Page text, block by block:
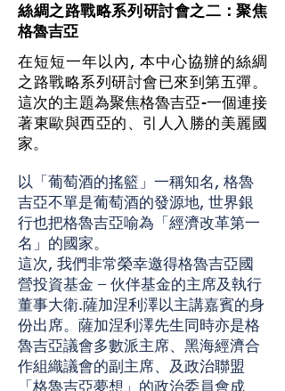
絲綢之路戰略系列研討會之二 : 聚焦
格魯吉亞
在短短一年以內, 本中心協辦的絲綢
之路戰略系列研討會已來到第五彈。
這次的主題為聚焦格魯吉亞-一個連接
著東歐與西亞的、引人入勝的美麗國
家。
以「葡萄酒的搖籃」一稱知名, 格魯
吉亞不單是葡萄酒的發源地, 世界銀
行也把格魯吉亞喻為「經濟改革第一
名」的國家。
這次, 我們非常榮幸邀得格魯吉亞國
營投資基金 – 伙伴基金的主席及執行
董事大衛.薩加涅利澤以主講嘉賓的身
份出席。薩加涅利澤先生同時亦是格
魯吉亞議會多數派主席、黑海經濟合
作組織議會的副主席、及政治聯盟
「格魯吉亞夢想」的政治委員會成